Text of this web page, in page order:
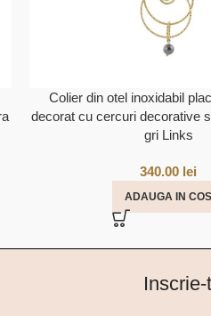
Colier din otel inoxidabil
decorat cu cercuri decorative
gri Links
340.00 lei
ADAUGA IN COS